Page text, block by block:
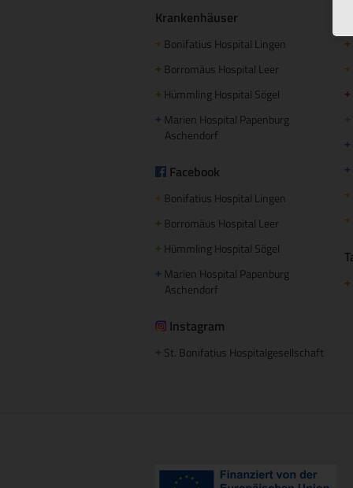
Krankenhäuser
+ Bonifatius Hospital Lingen
+ Borromäus Hospital Leer
+ Hümmling Hospital Sögel
+ Marien Hospital Papenburg
Aschendorf
Facebook
+ Bonifatius Hospital Lingen
+ Borromäus Hospital Leer
+ Hümmling Hospital Sögel
+ Marien Hospital Papenburg
Aschendorf
Instagram
St. Bonifatius Hospitalgesellschaft
+
+
+
+
+
+
+
+